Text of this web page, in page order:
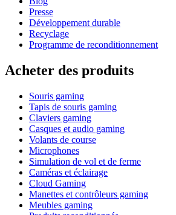
Presse
Développement durable
Recyclage
Programme de reconditionnement
Acheter des produits
Souris gaming
Tapis de souris gaming
Claviers gaming
Casques et audio gaming
Volants de course
Microphones
Simulation de vol et de ferme
Caméras et éclairage
Cloud Gaming
Manettes et contrôleurs gaming
Meubles gaming